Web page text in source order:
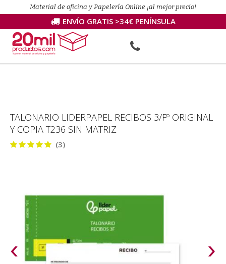
Material de oficina y Papelería Online ¡al mejor precio!
ENVÍO GRATIS >34€ PENÍNSULA
TALONARIO LIDERPAPEL RECIBOS 3/Fº ORIGINAL
Y COPIA T236 SIN MATRIZ
(3)
‹ ›